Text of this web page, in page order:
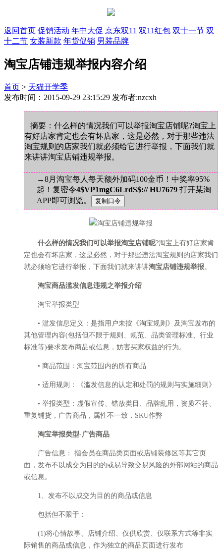
返回首页 促销活动 年中大促 京东双11 双11红包 双十一节 双
十二节 女装新款 年货促销 男装品牌
淘宝店铺违规举报内容介绍
首页 > 天猫开学季
发布时间：2015-09-29 23:15:29 发布者:nzcxh
摘要：什么样的情况我们可以举报淘宝店铺呢?淘宝上
有好店家肯定也会有坏店家，这是必然，对于那些违法
淘宝规则的店家我们就必须给它进行举报，下面我们就
来讲讲淘宝店铺违规举报。
→8月淘宝每人每天额外加码100金币！中奖率95%
起！复密令4$VP1mgC6LrdS$:// HU7679 打开某淘
APP即可浏览。
什么样的情况我们可以举报淘宝店铺呢?淘宝上有好店家肯
定也会有坏店家，这是必然，对于那些违法淘宝规则的店家我们
就必须给它进行举报，下面我们就来讲讲淘宝店铺违规举报 。
淘宝商品滥发信息违规之举报介绍
淘宝举报类型
• 滥发信息定义：是指用户未按《淘宝规则》及淘宝发布的
其他管理内容(包括但不限于规则、规范、品类管理标准、行业
标准等)要求发布商品或信息，妨害买家权益的行为。
• 商品范围：淘宝范围内的所有商品
• 适用规则：《滥发信息的认定和处罚的规则与实施细则》
• 举报类型：虚假宣传、错放类目、品牌乱用，资质不符、
重复铺货，广告商品，属性不一致，SKU作弊
淘宝举报类型-广告商品
广告信息： 指会员在商品类页面或店铺装修区等其它页
面，发布不以成交为目的的或易导致交易风险的外部网站的商品
或信息。
1、发布不以成交为目的的商品或信息
包括但不限于：
(1)将心情故事、店铺介绍、仅供欣赏、仅联系方式等非实
际销售的商品或信息，作为独立的商品页面进行发布